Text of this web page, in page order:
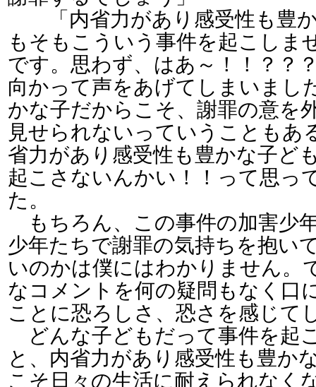
「内省力があり感受性も豊
もそもこういう事件を起こしま
です。思わず、はあ～！！？？
向かって声をあげてしまいまし
かな子だからこそ、謝罪の意を
見せられないっていうこともあ
省力があり感受性も豊かな子ど
起こさないんかい！！って思っ
た。
もちろん、この事件の加害少
少年たちで謝罪の気持ちを抱い
いのかは僕にはわかりません。
なコメントを何の疑問もなく口
ことに恐ろしさ、恐さを感じて
どんな子どもだって事件を起
と、内省力があり感受性も豊か
こそ日々の生活に耐えられなく